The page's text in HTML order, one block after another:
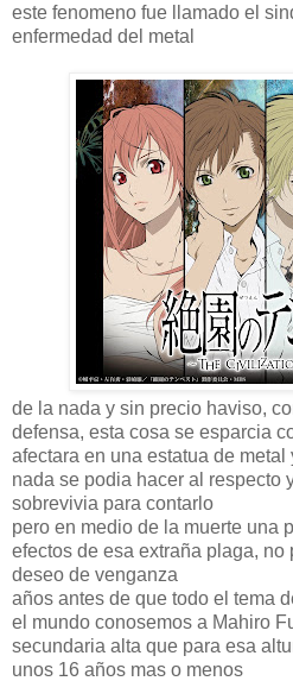
este fenomeno fue llamado el
enfermedad del metal
de la nada y sin precio haviso,
defensa, esta cosa se esparcia
afectara en una estatua de
nada se podia hacer al respecto
sobrevivia para contarlo
pero en medio de la muerte una
efectos de esa extraña plaga, no
deseo de venganza
años antes de que todo el tema
el mundo conosemos a Mahiro
secundaria alta que para esa
unos 16 años mas o menos